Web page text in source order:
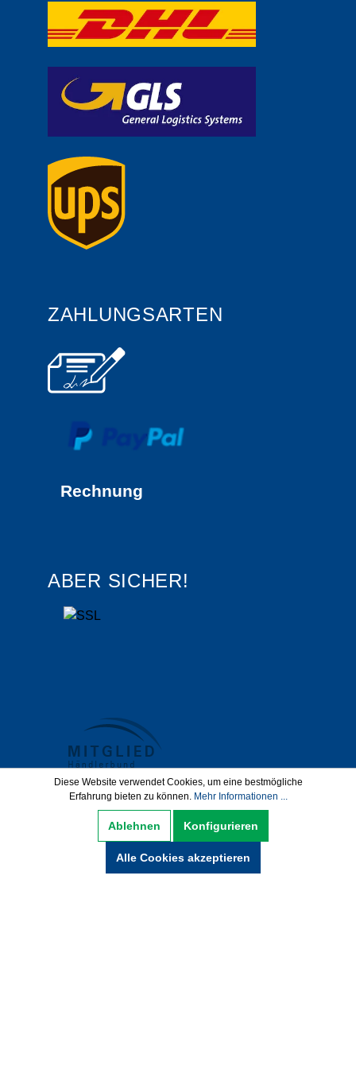
ZAHLUNGSARTEN
Rechnung
ABER SICHER!
Datenschutz AGB
Impressum
Hinweise zur Batterieentsorgung
Diese Website verwendet Cookies, um eine bestmögliche
Erfahrung bieten zu können. Mehr Informationen ...
Ablehnen Konfigurieren
Alle Cookies akzeptieren